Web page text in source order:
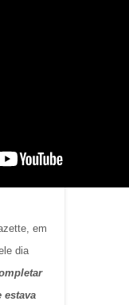
em
dia
estava